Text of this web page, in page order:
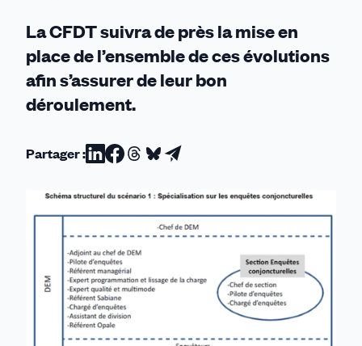
La CFDTsuivrade prèsla mise en
place del’ensemblede cesévolutions
afin s’assurer de leur bon
déroulement.
Partager :Partager
Linkedin
Partager
sur
Facebook
Partager
sur
Threads
Partager
Bluesky
Partager
par
email